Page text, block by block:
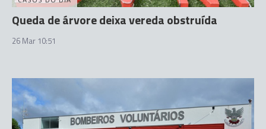
Queda de árvore deixa vereda obstruída
26 Mar 10:51